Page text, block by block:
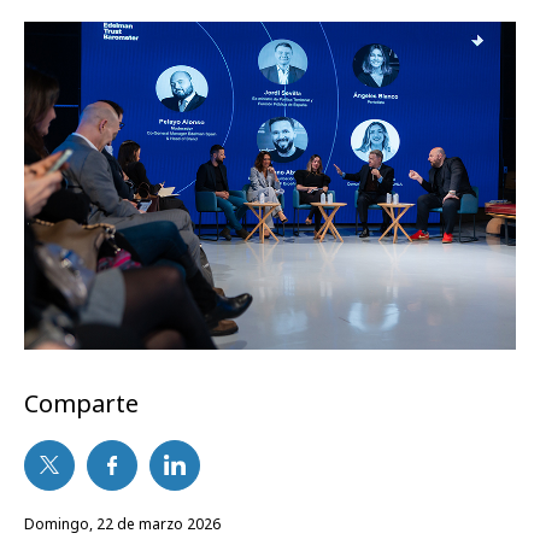
Comparte
domingo, 22 de marzo 2026